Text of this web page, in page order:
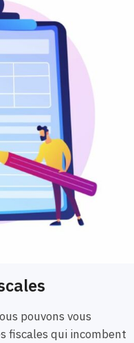
pouvons vous
fiscales qui incombent